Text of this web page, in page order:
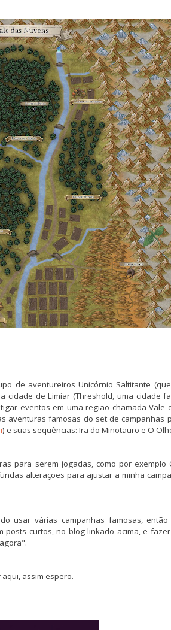
de aventureiros Unicórnio Saltitante
cidade de Limiar (Threshold, uma cidade
eventos em uma região chamada Vale
aventuras famosas do set de campanhas
) e suas sequências: Ira do Minotauro e O
para serem jogadas, como por exemplo
alterações para ajustar a minha
usar várias campanhas famosas, então
posts curtos, no blog linkado acima, e
assim espero.